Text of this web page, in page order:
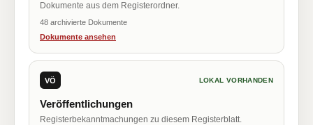
Dokumente aus dem Registerordner.
48 archivierte Dokumente
Dokumente ansehen
VÖ LOKAL VORHANDEN
Veröffentlichungen
Registerbekanntmachungen zu diesem Registerblatt.